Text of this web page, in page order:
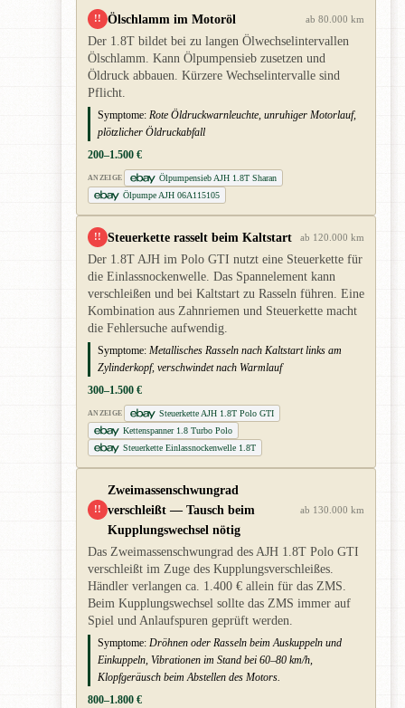
!! Ölschlamm im Motoröl ab 80.000 km
Der 1.8T bildet bei zu langen Ölwechselintervallen
Ölschlamm. Kann Ölpumpensieb zusetzen und
Öldruck abbauen. Kürzere Wechselintervalle sind
Pflicht.
Symptome: Rote Öldruckwarnleuchte, unruhiger Motorlauf,
plötzlicher Öldruckabfall
200–1.500 €
ANZEIGE
Ölpumpensieb AJH 1.8T Sharan
Ölpumpe AJH 06A115105
!! Steuerkette rasselt beim Kaltstart ab 120.000 km
Der 1.8T AJH im Polo GTI nutzt eine Steuerkette für
die Einlassnockenwelle. Das Spannelement kann
verschleißen und bei Kaltstart zu Rasseln führen. Eine
Kombination aus Zahnriemen und Steuerkette macht
die Fehlersuche aufwendig.
Symptome: Metallisches Rasseln nach Kaltstart links am
Zylinderkopf, verschwindet nach Warmlauf
300–1.500 €
ANZEIGE
Steuerkette AJH 1.8T Polo GTI
Kettenspanner 1.8 Turbo Polo
Steuerkette Einlassnockenwelle 1.8T
!!
Zweimassenschwungrad
verschleißt — Tausch beim
Kupplungswechsel nötig
ab 130.000 km
Das Zweimassenschwungrad des AJH 1.8T Polo GTI
verschleißt im Zuge des Kupplungsverschleißes.
Händler verlangen ca. 1.400 € allein für das ZMS.
Beim Kupplungswechsel sollte das ZMS immer auf
Spiel und Anlaufspuren geprüft werden.
Symptome: Dröhnen oder Rasseln beim Auskuppeln und
Einkuppeln, Vibrationen im Stand bei 60–80 km/h,
Klopfgeräusch beim Abstellen des Motors.
800–1.800 €